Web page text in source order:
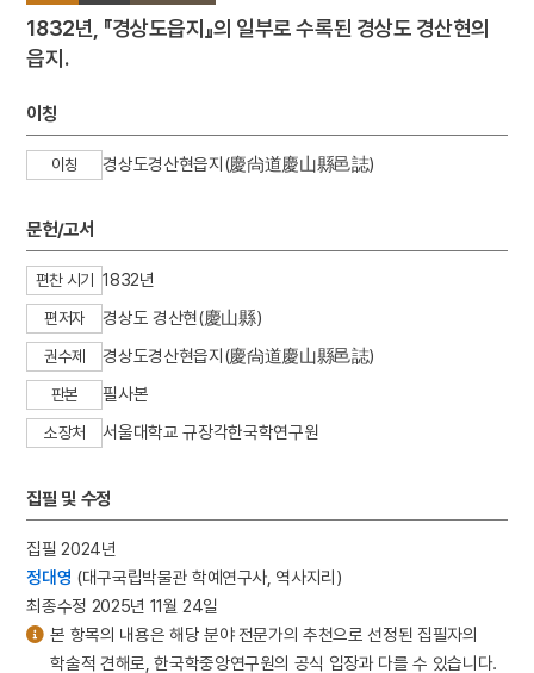
1832년, 『경상도읍지』의 일부로 수록된 경상도 경산현의
읍지.
이칭
이칭 경상도경산현읍지(慶尙道慶山縣邑誌)
문헌/고서
편찬 시기 1832년
편저자 경상도 경산현(慶山縣)
권수제 경상도경산현읍지(慶尙道慶山縣邑誌)
판본 필사본
소장처 서울대학교 규장각한국학연구원
집필 및 수정
집필 2024년
정대영 (대구국립박물관 학예연구사, 역사지리)
최종수정 2025년 11월 24일
본 항목의 내용은 해당 분야 전문가의 추천으로 선정된 집필자의
학술적 견해로, 한국학중앙연구원의 공식 입장과 다를 수 있습니다.